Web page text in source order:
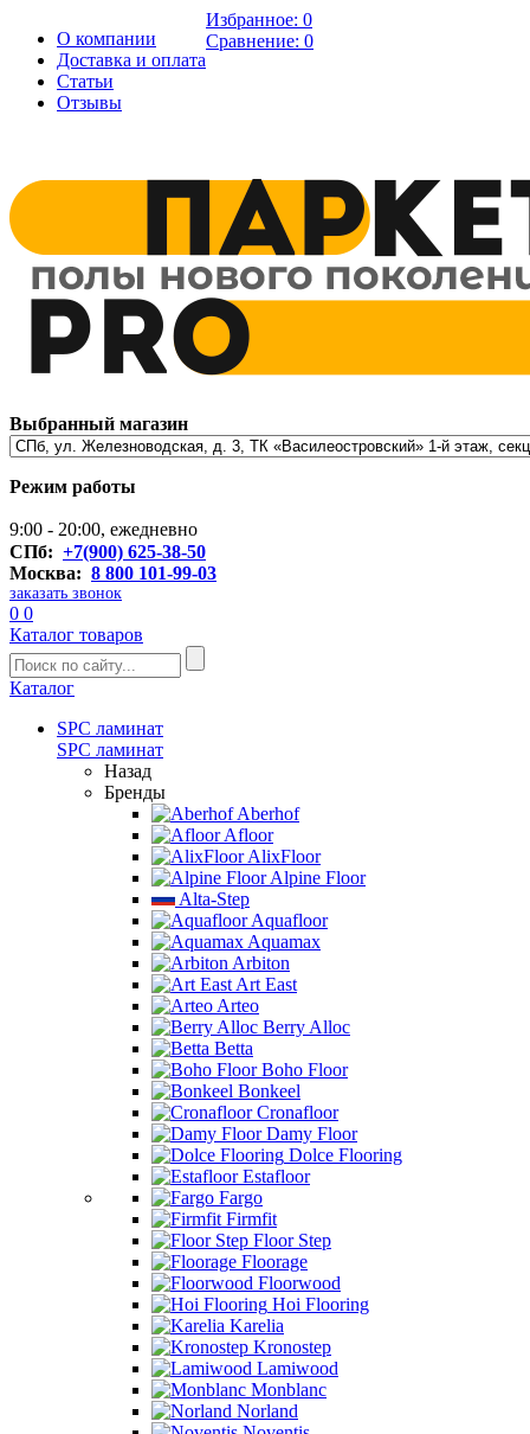
О компании
Доставка и оплата
Статьи
Отзывы
Избранное: 0
Сравнение: 0
Выбранный магазин
Режим работы
9:00 - 20:00, ежедневно
СПб: +7(900) 625-38-50
Москва: 8 800 101-99-03
заказать звонок
0 0
Каталог товаров
Каталог
SPC ламинат
SPC ламинат
Назад
Бренды
Aberhof
Afloor
AlixFloor
Alpine Floor
Alta-Step
Aquafloor
Aquamax
Arbiton
Art East
Arteo
Berry Alloc
Betta
Boho Floor
Bonkeel
Cronafloor
Damy Floor
Dolce Flooring
Estafloor
Fargo
Firmfit
Floor Step
Floorage
Floorwood
Hoi Flooring
Karelia
Kronostep
Lamiwood
Monblanc
Norland